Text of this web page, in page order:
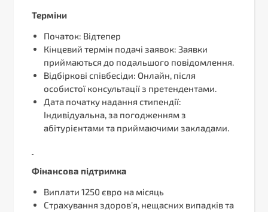
Терміни
Початок: Відтепер
Кінцевий термін подачі заявок: Заявки
приймаються до подальшого повідомлення.
Відбіркові співбесіди: Онлайн, після
особистої консультації з претендентами.
Дата початку надання стипендії:
Індивідуальна, за погодженням з
абітурієнтами та приймаючими закладами.
Фінансова підтримка
Виплати 1250 євро на місяць
Страхування здоров’я, нещасних випадків та